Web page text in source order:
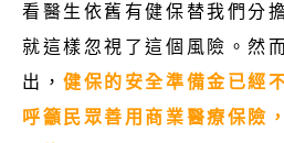
看醫生依舊有健保替我們分
就這樣忽視了這個風險。然
出，健保的安全準備金已經
呼籲民眾善用商業醫療保險